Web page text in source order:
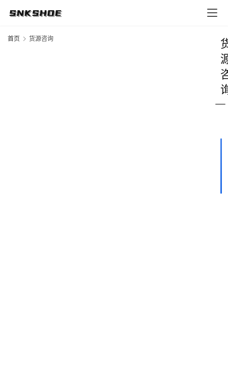
首页 货源咨询